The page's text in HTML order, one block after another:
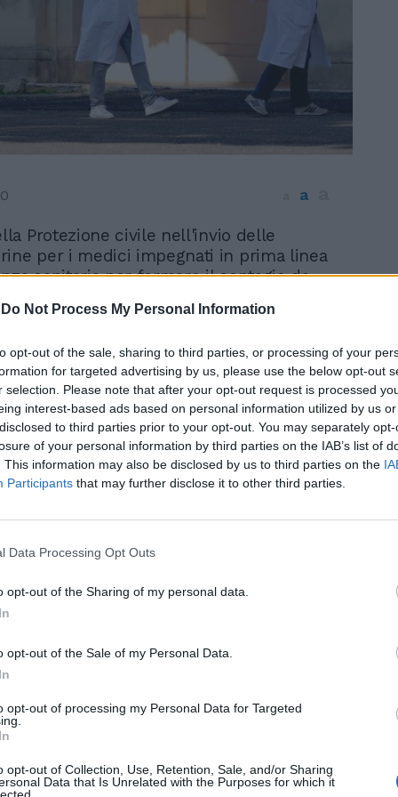
Do Not Process My Personal Information
opt-out of the sale, sharing to third parties, or processing of your
for targeted advertising by us, please use the below opt-out
selection. Please note that after your opt-out request is processed
interest-based ads based on personal information utilized by us
to third parties prior to your opt-out. You may separately
of your personal information by third parties on the IAB’s list of
This information may also be disclosed by us to third parties on the
Participants that may further disclose it to other third parties.
Data Processing Opt Outs
opt-out of the Sharing of my personal data.
opt-out of the Sale of my Personal Data.
opt-out of processing my Personal Data for Targeted
opt-out of Collection, Use, Retention, Sale, and/or Sharing
Data that Is Unrelated with the Purposes for which it
a
Protezione civile nell'invio delle
per i medici impegnati in prima linea
sanitaria per fermare il contagio da
le mascherine non idonee inviate agli
delle istituzioni regionali, soprattutto
e in Campania. Stavolta, in una mail il
Federazione nazionale Ordini medici
(Fnomceo) Filippo Anelli,
"il commissario straordinario per
epidemiologica Covid-19 Domenico
appena informato che le mascherine
equivalenti, inviati dalla Protezione
dei capoluoghi di Regione, non sono
per l'uso sanitario dalla
In tal senso "vi chiedo, quindi, di
immediatamente la distribuzione e
ricevuto, informando nel
medici o strutture che ne
possesso", chiosa nella mail visionata
Trump, Meloni e la strategia